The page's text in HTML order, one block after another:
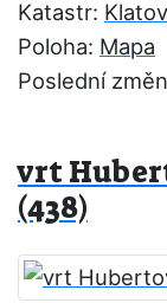
Katastr:
Poloha: Mapa
Poslední
vrt
(438)